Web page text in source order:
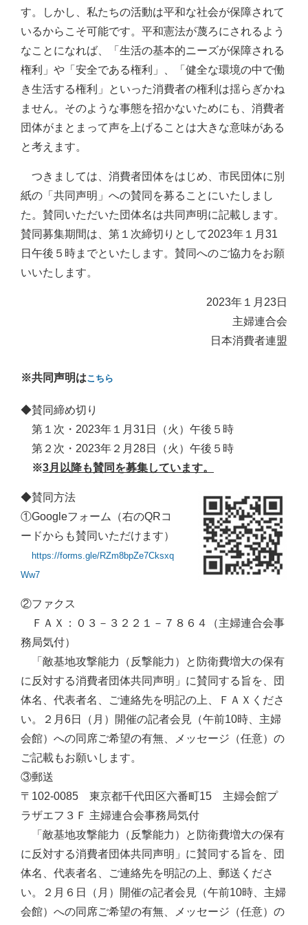
す。しかし、私たちの活動は平和な社会が保障されて
いるからこそ可能です。平和憲法が蔑ろにされるよう
なことになれば、「生活の基本的ニーズが保障される
権利」や「安全である権利」、「健全な環境の中で働
き生活する権利」といった消費者の権利は揺らぎかね
ません。そのような事態を招かないためにも、消費者
団体がまとまって声を上げることは大きな意味がある
と考えます。
つきましては、消費者団体をはじめ、市民団体に別
紙の「共同声明」への賛同を募ることにいたしまし
た。賛同いただいた団体名は共同声明に記載します。
賛同募集期間は、第１次締切りとして2023年１月31
日午後５時までといたします。賛同へのご協力をお願
いいたします。
2023年１月23日
主婦連合会
日本消費者連盟
※共同声明はこちら
◆賛同締め切り
第１次・2023年１月31日（火）午後５時
第２次・2023年２月28日（火）午後５時
※3月以降も賛同を募集しています。
◆賛同方法
①Googleフォーム（右のQRコ
ードからも賛同いただけます）
https://forms.gle/RZm8bpZe7Cksxq
Ww7
②ファクス
ＦＡＸ：０３－３２２１－７８６４（主婦連合会事
務局気付）
「敵基地攻撃能力（反撃能力）と防衛費増大の保有
に反対する消費者団体共同声明」に賛同する旨を、団
体名、代表者名、ご連絡先を明記の上、ＦＡＸくださ
い。２月6日（月）開催の記者会見（午前10時、主婦
会館）への同席ご希望の有無、メッセージ（任意）の
ご記載もお願いします。
③郵送
〒102-0085 東京都千代田区六番町15 主婦会館プ
ラザエフ３Ｆ 主婦連合会事務局気付
「敵基地攻撃能力（反撃能力）と防衛費増大の保有
に反対する消費者団体共同声明」に賛同する旨を、団
体名、代表者名、ご連絡先を明記の上、郵送くださ
い。２月６日（月）開催の記者会見（午前10時、主婦
会館）への同席ご希望の有無、メッセージ（任意）の